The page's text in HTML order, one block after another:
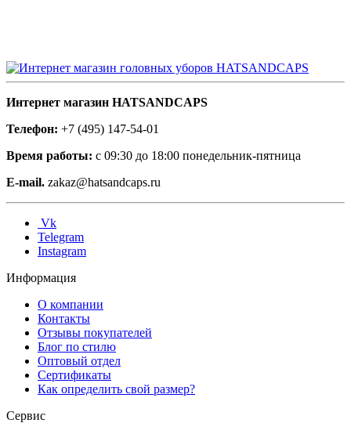
Интернет магазин HATSANDCAPS
Телефон: +7 (495) 147-54-01
Время работы: с 09:30 до 18:00 понедельник-пятница
E-mail. zakaz@hatsandcaps.ru
Vk
Telegram
Instagram
Информация
О компании
Контакты
Отзывы покупателей
Блог по стилю
Оптовый отдел
Сертификаты
Как определить свой размер?
Сервис